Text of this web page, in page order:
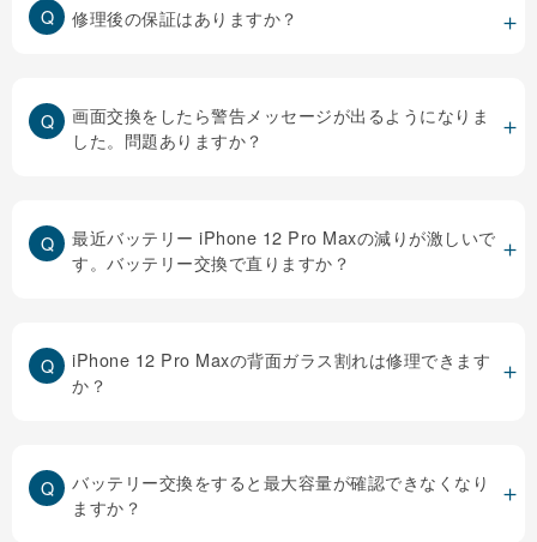
修理後の保証はありますか？
画面交換をしたら警告メッセージが出るようになりま
した。問題ありますか？
最近バッテリー iPhone 12 Pro Maxの減りが激しいで
す。バッテリー交換で直りますか？
iPhone 12 Pro Maxの背面ガラス割れは修理できます
か？
バッテリー交換をすると最大容量が確認できなくなり
ますか？